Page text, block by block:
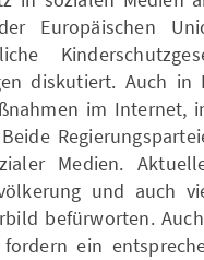
Europäischen
diskutiert. Auch
im Internet,
Medien.
und auch
befürworten.
ein